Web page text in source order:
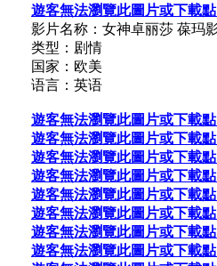
遊客無法瀏覽此圖片或下載
影片名称：女神卓丽莎 葆玛
类型：剧情
国家：欧美
语言：英语
遊客無法瀏覽此圖片或下載
遊客無法瀏覽此圖片或下載
遊客無法瀏覽此圖片或下載
遊客無法瀏覽此圖片或下載
遊客無法瀏覽此圖片或下載
遊客無法瀏覽此圖片或下載
遊客無法瀏覽此圖片或下載
遊客無法瀏覽此圖片或下載